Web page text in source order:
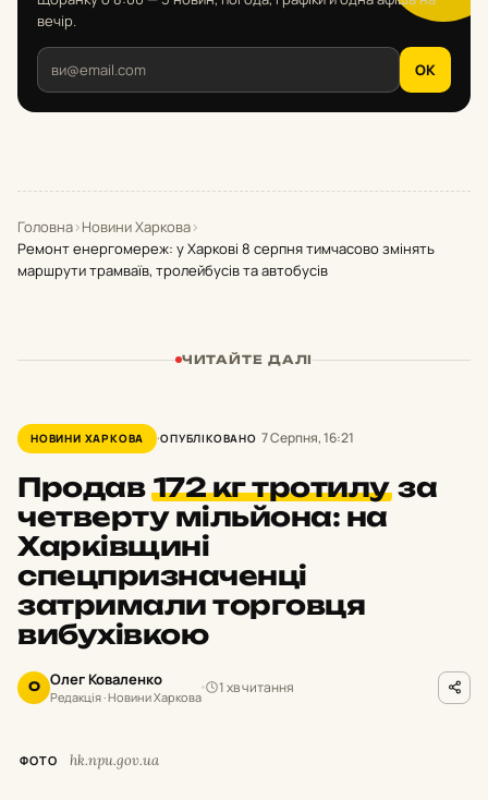
вечір.
OK
Головна›Новини Харкова›
Ремонт енергомереж: у Харкові 8 серпня тимчасово змінять
маршрути трамваїв, тролейбусів та автобусів
ЧИТАЙТЕ ДАЛІ
НОВИНИ ХАРКОВА ОПУБЛІКОВАНО 7 Серпня, 16:21
Продав 172 кг тротилуза
четверту мільйона: на
Харківщині
спецпризначенці
затримали торговця
вибухівкою
О Олег Коваленко
Редакція · Новини Харкова
1 хв читання
ФОТО hk.npu.gov.ua